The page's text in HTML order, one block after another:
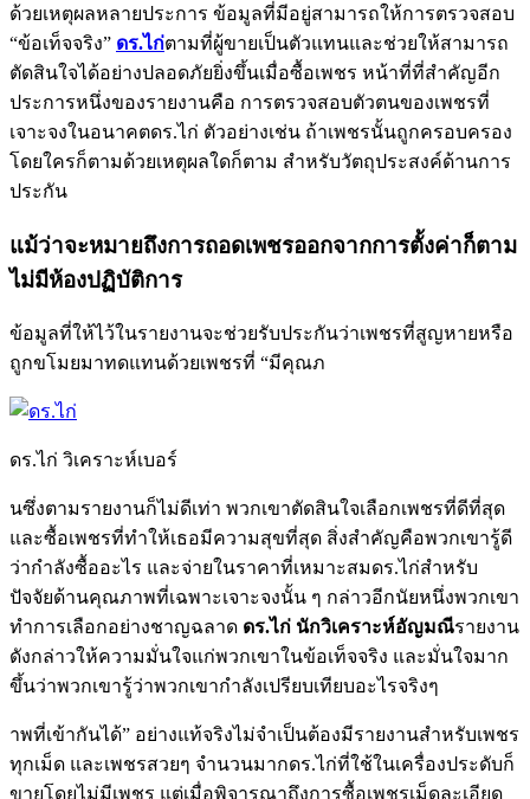
ด้วยเหตุผลหลายประการ ข้อมูลที่มีอยู่สามารถให้การตรวจสอบ
“ข้อเท็จจริง” ดร.ไก่ตามที่ผู้ขายเป็นตัวแทนและช่วยให้สามารถ
ตัดสินใจได้อย่างปลอดภัยยิ่งขึ้นเมื่อซื้อเพชร หน้าที่ที่สำคัญอีก
ประการหนึ่งของรายงานคือ การตรวจสอบตัวตนของเพชรที่
เจาะจงในอนาคตดร.ไก่ ตัวอย่างเช่น ถ้าเพชรนั้นถูกครอบครอง
โดยใครก็ตามด้วยเหตุผลใดก็ตาม สำหรับวัตถุประสงค์ด้านการ
ประกัน
แม้ว่าจะหมายถึงการถอดเพชรออกจากการตั้งค่าก็ตาม
ไม่มีห้องปฏิบัติการ
ข้อมูลที่ให้ไว้ในรายงานจะช่วยรับประกันว่าเพชรที่สูญหายหรือ
ถูกขโมยมาทดแทนด้วยเพชรที่ “มีคุณภ
ดร.ไก่ วิเคราะห์เบอร์
นซึ่งตามรายงานก็ไม่ดีเท่า พวกเขาตัดสินใจเลือกเพชรที่ดีที่สุด
และซื้อเพชรที่ทำให้เธอมีความสุขที่สุด สิ่งสำคัญคือพวกเขารู้ดี
ว่ากำลังซื้ออะไร และจ่ายในราคาที่เหมาะสมดร.ไก่สำหรับ
ปัจจัยด้านคุณภาพที่เฉพาะเจาะจงนั้น ๆ กล่าวอีกนัยหนึ่งพวกเขา
ทำการเลือกอย่างชาญฉลาด ดร.ไก่ นักวิเคราะห์อัญมณีรายงาน
ดังกล่าวให้ความมั่นใจแก่พวกเขาในข้อเท็จจริง และมั่นใจมาก
ขึ้นว่าพวกเขารู้ว่าพวกเขากำลังเปรียบเทียบอะไรจริงๆ
าพที่เข้ากันได้” อย่างแท้จริงไม่จำเป็นต้องมีรายงานสำหรับเพชร
ทุกเม็ด และเพชรสวยๆ จำนวนมากดร.ไก่ที่ใช้ในเครื่องประดับก็
ขายโดยไม่มีเพชร แต่เมื่อพิจารณาถึงการซื้อเพชรเม็ดละเอียด